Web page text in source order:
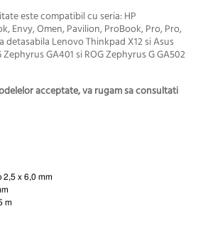
este compatibil cu seria: HP
Envy, Omen, Pavilion, ProBook, Pro, Pro,
Lenovo Thinkpad X12 si Asus
GA401 si ROG Zephyrus G GA502
acceptate, va rugam sa consultati
2,5 x 6,0 mm
m